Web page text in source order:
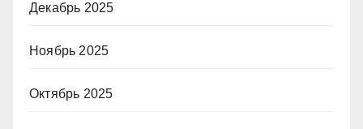
Декабрь 2025
Ноябрь 2025
Октябрь 2025